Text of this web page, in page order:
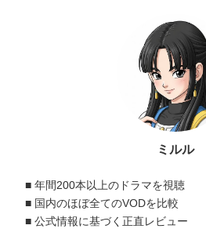
ミルル
■ 年間200本以上のドラマを視聴
■ 国内のほぼ全てのVODを比較
■ 公式情報に基づく正直レビュー